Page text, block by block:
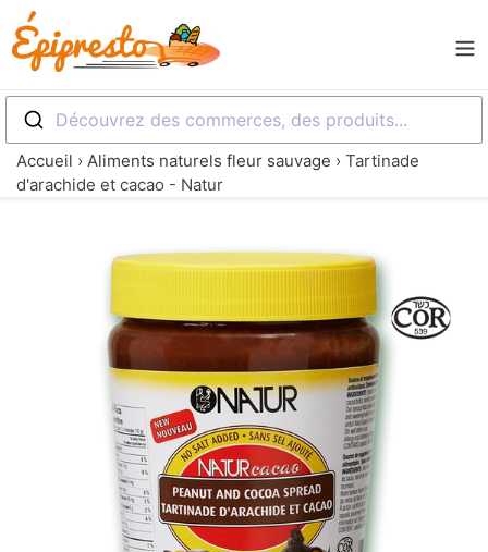
Passer
au
contenu
FR
CONTACT
BLOGUE
LISTER
Découvrez des commerces, des produits...
Accueil › Aliments naturels fleur sauvage › Tartinade
d'arachide et cacao - Natur